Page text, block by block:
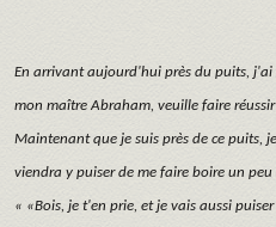
En arrivant aujourd'hui près du puits, j'ai
mon maître Abraham, veuille faire
Maintenant que je suis près de ce puits,
viendra y puiser de me faire boire un
« «Bois, je t'en prie, et je vais aussi